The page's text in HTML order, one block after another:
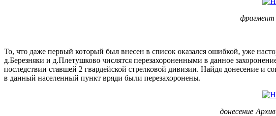
То, что даже первый который был внесен в список оказался ошибкой, уже
д.Березняки и д.Плетушково числятся перезахороненными в данное
последствии ставшей 2 гвардейской стрелковой дивизии. Найдя донесение
в данный населенный пункт вряди были перезахоронены.
донесение